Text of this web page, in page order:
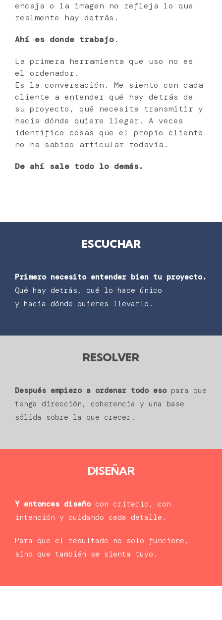
encaja o la imagen no refleja lo que
realmente hay detrás.
Ahí es donde trabajo.
La primera herramienta que uso no es
el ordenador.
Es la conversación. Me siento con cada
cliente a entender qué hay detrás de
su proyecto, qué necesita transmitir y
hacia dónde quiere llegar. A veces
identifico cosas que el propio cliente
no ha sabido articular todavía.
De ahí sale todo lo demás.
ESCUCHAR
Primero necesito entender bien tu proyecto.
Qué hay detrás, qué lo hace único
y hacia dónde quieres llevarlo.
RESOLVER
Después empiezo a ordenar todo eso para que
tenga dirección, coherencia y una base
sólida sobre la que crecer.
DISEÑAR
Y entonces diseño con criterio, con
intención y cuidando cada detalle.
Para que el resultado no solo funcione,
sino que también se sienta tuyo.